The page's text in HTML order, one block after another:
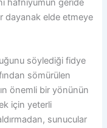
hafniyumun geride
dayanak elde etmeye
söylediği fidye
sömürülen
önemli bir yönünün
için yeterli
sunucular